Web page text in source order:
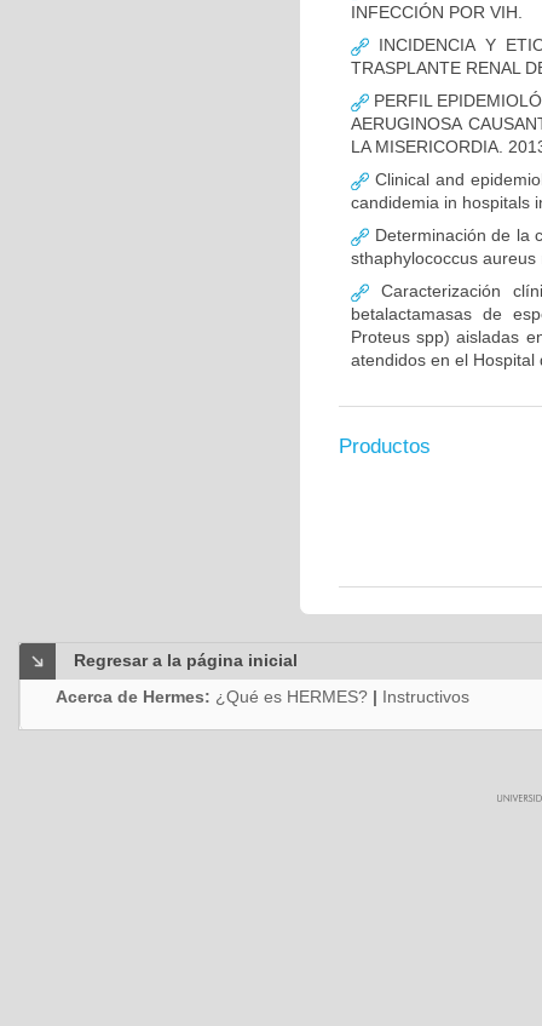
INFECCIÓN POR VIH.
INCIDENCIA Y
TRASPLANTE RENAL
PERFIL
AERUGINOSA
LA MISERICORDIA.
Clinical and
candidemia in hospitals
Determinación de la
sthaphylococcus
Caracterización
betalactamasas de
Proteus spp) aisladas
atendidos en el
Productos
Regresar a la página inicial
Acerca de Hermes: ¿Qué es HERMES? | Instructivos